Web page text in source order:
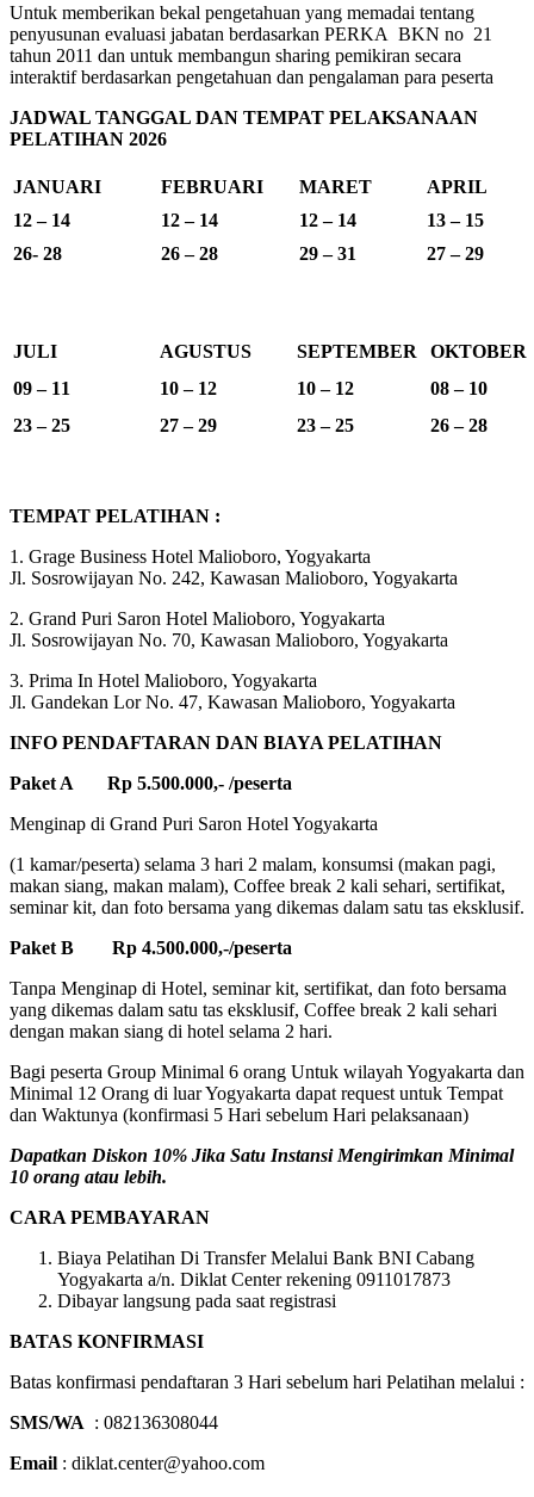
Untuk memberikan bekal pengetahuan yang memadai tentang
penyusunan evaluasi jabatan berdasarkan PERKA BKN no 21
tahun 2011 dan untuk membangun sharing pemikiran secara
interaktif berdasarkan pengetahuan dan pengalaman para peserta
JADWAL TANGGAL DAN TEMPAT PELAKSANAAN
PELATIHAN 2026
JANUARI FEBRUARI MARET
APRIL
12 – 14
12 – 14 12 – 14
13 – 15
26- 28
26 – 28 29 – 31 27 – 29
JULI AGUSTUS SEPTEMBER
OKTOBER
09 – 11
10 – 12 10 – 12
08 – 10
23 – 25
27 – 29 23 – 25 26 – 28
TEMPAT PELATIHAN :
1. Grage Business Hotel Malioboro, Yogyakarta
Jl. Sosrowijayan No. 242, Kawasan Malioboro, Yogyakarta
2. Grand Puri Saron Hotel Malioboro, Yogyakarta
Jl. Sosrowijayan No. 70, Kawasan Malioboro, Yogyakarta
3. Prima In Hotel Malioboro, Yogyakarta
Jl. Gandekan Lor No. 47, Kawasan Malioboro, Yogyakarta
INFO PENDAFTARAN DAN BIAYA PELATIHAN
Paket A Rp 5.500.000,- /peserta
Menginap di Grand Puri Saron Hotel Yogyakarta
(1 kamar/peserta) selama 3 hari 2 malam, konsumsi (makan pagi,
makan siang, makan malam), Coffee break 2 kali sehari, sertifikat,
seminar kit, dan foto bersama yang dikemas dalam satu tas eksklusif.
Paket B Rp 4.500.000,-/peserta
Tanpa Menginap di Hotel, seminar kit, sertifikat, dan foto bersama
yang dikemas dalam satu tas eksklusif, Coffee break 2 kali sehari
dengan makan siang di hotel selama 2 hari.
Bagi peserta Group Minimal 6 orang Untuk wilayah Yogyakarta dan
Minimal 12 Orang di luar Yogyakarta dapat request untuk Tempat
dan Waktunya (konfirmasi 5 Hari sebelum Hari pelaksanaan)
Dapatkan Diskon 10% Jika Satu Instansi Mengirimkan Minimal
10 orang atau lebih.
CARA PEMBAYARAN
Biaya Pelatihan Di Transfer Melalui Bank BNI Cabang
Yogyakarta a/n. Diklat Center rekening 0911017873
Dibayar langsung pada saat registrasi
BATAS KONFIRMASI
Batas konfirmasi pendaftaran 3 Hari sebelum hari Pelatihan melalui :
SMS/WA : 082136308044
Email : diklat.center@yahoo.com